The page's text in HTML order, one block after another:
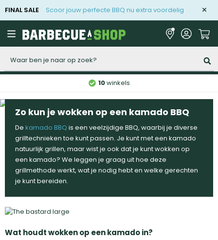
FINAL SALE Scoor jouw perfecte BBQ nu extra voordelig
10winkels
Zo kun je wokken op een kamado BBQ
De kamado BBQ is een veelzijdige BBQ, waarbij je diverse
grilltechnieken toe kunt passen. Je kunt met een kamado
natuurlijk grillen, maar wist je ook dat je kunt wokken op
een kamado? We leggen je graag uit hoe deze
grillmethode werkt, wat je nodig hebt en welke gerechten
je kunt bereiden.
Wat houdt wokken op een kamado in?